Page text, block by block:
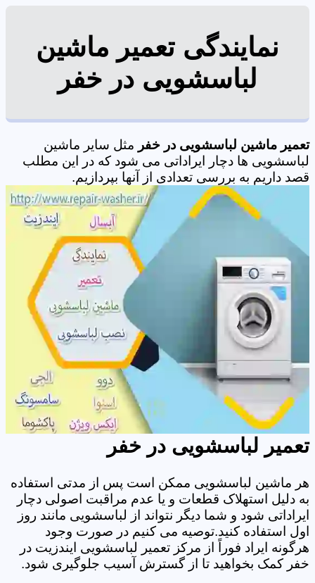
نمایندگی تعمیر ماشین
لباسشویی در خفر
تعمیر ماشین لباسشویی در خفر مثل سایر ماشین
لباسشویی ها دچار ایراداتی می شود که در این مطلب
قصد داریم به بررسی تعدادی از آنها بپردازیم.
تعمیر لباسشویی در خفر
هر ماشین لباسشویی ممکن است پس از مدتی استفاده
به دلیل استهلاک قطعات و یا عدم مراقبت اصولی دچار
ایراداتی شود و شما دیگر نتواند از لباسشویی مانند روز
اول استفاده کنید.توصیه می کنیم در صورت وجود
هرگونه ایراد فوراً از مرکز تعمیر لباسشویی ایندزیت در
خفر کمک بخواهید تا از گسترش آسیب جلوگیری شود.